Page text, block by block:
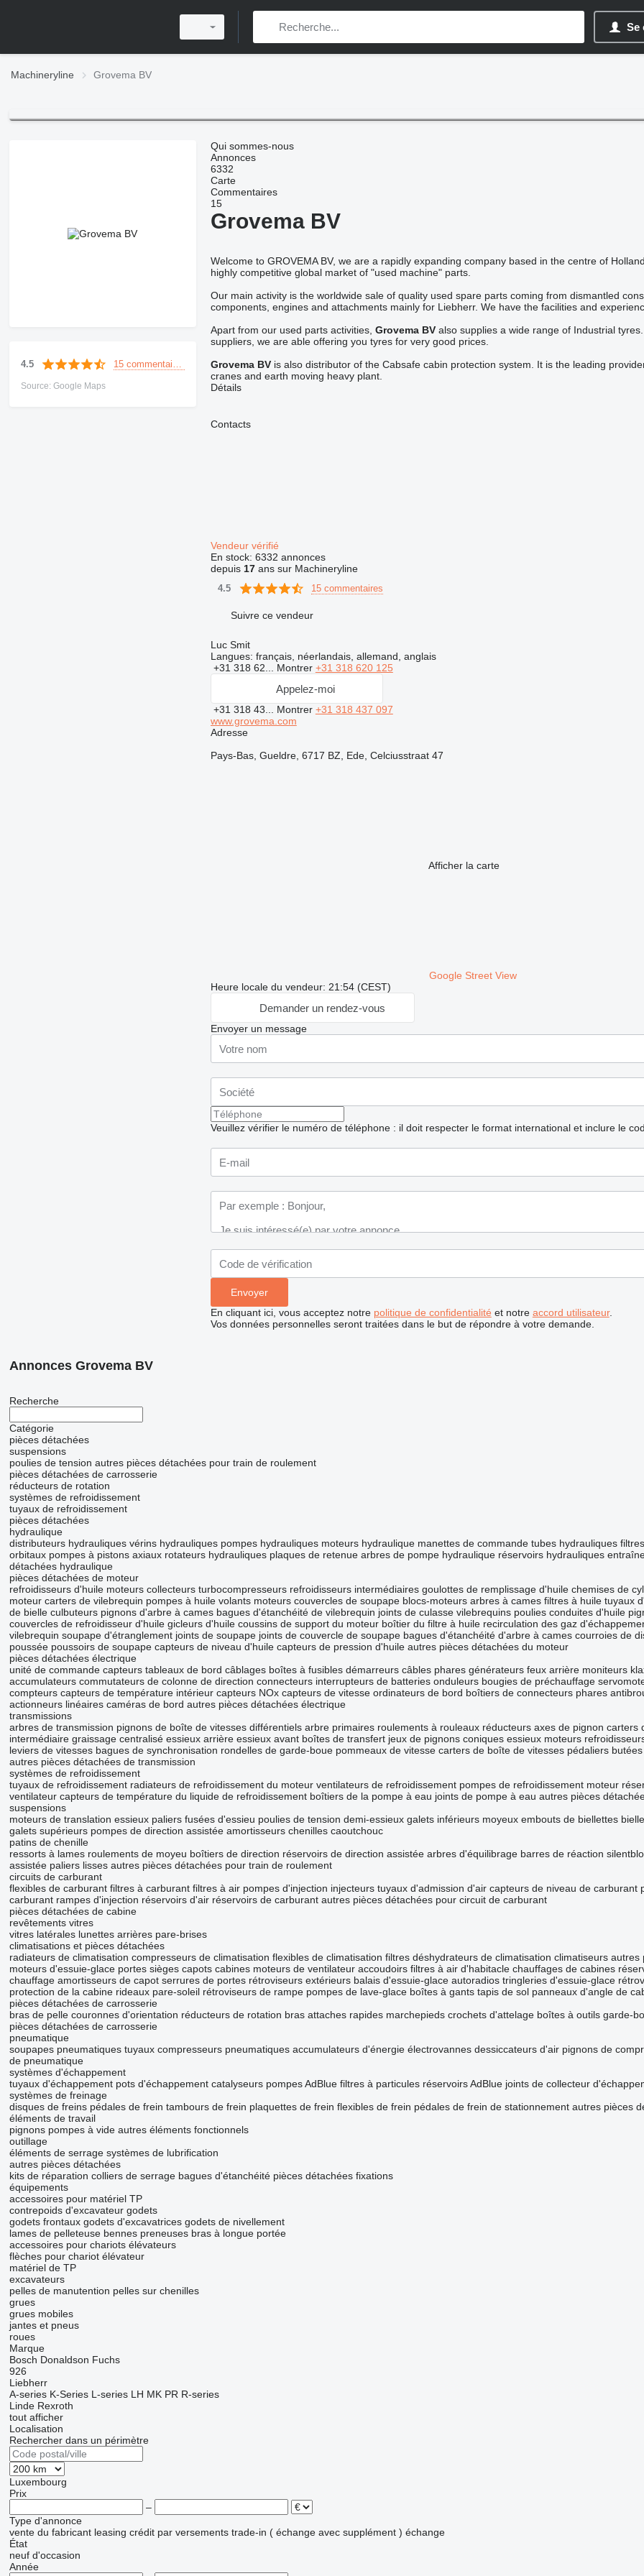
Se
Machineryline Grovema BV
4.5
Source: Google Maps
Qui sommes-nous
Annonces
6332
Carte
Commentaires
15
Grovema BV
Welcome to GROVEMA BV, we are a rapidly expanding company based in the centre of
highly competitive global market of "used machine" parts.
Our main activity is the worldwide sale of quality used spare parts coming from dismantled
components, engines and attachments mainly for Liebherr. We have the facilities and
Apart from our used parts activities, Grovema BValso supplies a wide range of Industrial
suppliers, we are able offering you tyres for very good prices.
Grovema BVis also distributor of the Cabsafe cabin protection system. It is the leading
cranes and earth moving heavy plant.
Détails
Contacts
Vendeur vérifié
En stock: 6332 annonces
depuis 17ans sur Machineryline
4.5 15 commentaires
Suivre ce vendeur
Luc Smit
Langues: français, néerlandais, allemand, anglais
+31 318 62... Montrer +31 318 620 125
Appelez-moi
+31 318 43... Montrer +31 318 437 097
www.grovema.com
Adresse
Pays-Bas, Gueldre, 6717 BZ, Ede, Celciusstraat 47
Afficher la carte
Google Street View
Heure locale du vendeur: 21:54 (CEST)
Demander un rendez-vous
Envoyer un message
Veuillez vérifier le numéro de téléphone : il doit respecter le format international et inclure le
En cliquant ici, vous acceptez notre politique de confidentialité et notre accord utilisateur.
Vos données personnelles seront traitées dans le but de répondre à votre demande.
Annonces Grovema BV
Recherche
Catégorie
pièces détachées
suspensions
poulies de tension autres pièces détachées pour train de roulement
pièces détachées de carrosserie
réducteurs de rotation
systèmes de refroidissement
tuyaux de refroidissement
pièces détachées
hydraulique
distributeurs hydrauliques vérins hydrauliques pompes hydrauliques moteurs hydraulique manettes de commande tubes hydrauliques
orbitaux pompes à pistons axiaux rotateurs hydrauliques plaques de retenue arbres de pompe hydraulique réservoirs hydrauliques
détachées hydraulique
pièces détachées de moteur
refroidisseurs d'huile moteurs collecteurs turbocompresseurs refroidisseurs intermédiaires goulottes de remplissage d'huile chemises de
moteur carters de vilebrequin pompes à huile volants moteurs couvercles de soupape blocs-moteurs arbres à cames filtres à huile tuyaux
de bielle culbuteurs pignons d'arbre à cames bagues d'étanchéité de vilebrequin joints de culasse vilebrequins poulies conduites d'huile
couvercles de refroidisseur d'huile gicleurs d'huile coussins de support du moteur boîtier du filtre à huile recirculation des gaz
vilebrequin soupape d'étranglement joints de soupape joints de couvercle de soupape bagues d'étanchéité d'arbre à cames courroies de
poussée poussoirs de soupape capteurs de niveau d'huile capteurs de pression d'huile autres pièces détachées du moteur
pièces détachées électrique
unité de commande capteurs tableaux de bord câblages boîtes à fusibles démarreurs câbles phares générateurs feux arrière moniteurs
accumulateurs commutateurs de colonne de direction connecteurs interrupteurs de batteries onduleurs bougies de préchauffage
compteurs capteurs de température intérieur capteurs NOx capteurs de vitesse ordinateurs de bord boîtiers de connecteurs phares
actionneurs linéaires caméras de bord autres pièces détachées électrique
transmissions
arbres de transmission pignons de boîte de vitesses différentiels arbre primaires roulements à rouleaux réducteurs axes de pignon carters
intermédiaire graissage centralisé essieux arrière essieux avant boîtes de transfert jeux de pignons coniques essieux moteurs
leviers de vitesses bagues de synchronisation rondelles de garde-boue pommeaux de vitesse carters de boîte de vitesses pédaliers
autres pièces détachées de transmission
systèmes de refroidissement
tuyaux de refroidissement radiateurs de refroidissement du moteur ventilateurs de refroidissement pompes de refroidissement moteur
ventilateur capteurs de température du liquide de refroidissement boîtiers de la pompe à eau joints de pompe à eau autres pièces
suspensions
moteurs de translation essieux paliers fusées d'essieu poulies de tension demi-essieux galets inférieurs moyeux embouts de biellettes
galets supérieurs pompes de direction assistée amortisseurs chenilles caoutchouc
patins de chenille
ressorts à lames roulements de moyeu boîtiers de direction réservoirs de direction assistée arbres d'équilibrage barres de réaction
assistée paliers lisses autres pièces détachées pour train de roulement
circuits de carburant
flexibles de carburant filtres à carburant filtres à air pompes d'injection injecteurs tuyaux d'admission d'air capteurs de niveau de carburant
carburant rampes d'injection réservoirs d'air réservoirs de carburant autres pièces détachées pour circuit de carburant
pièces détachées de cabine
revêtements vitres
vitres latérales lunettes arrières pare-brises
climatisations et pièces détachées
radiateurs de climatisation compresseurs de climatisation flexibles de climatisation filtres déshydrateurs de climatisation climatiseurs autres
moteurs d'essuie-glace portes sièges capots cabines moteurs de ventilateur accoudoirs filtres à air d'habitacle chauffages de cabines
chauffage amortisseurs de capot serrures de portes rétroviseurs extérieurs balais d'essuie-glace autoradios tringleries d'essuie-glace
protection de la cabine rideaux pare-soleil rétroviseurs de rampe pompes de lave-glace boîtes à gants tapis de sol panneaux d'angle de
pièces détachées de carrosserie
bras de pelle couronnes d'orientation réducteurs de rotation bras attaches rapides marchepieds crochets d'attelage boîtes à outils garde-
pièces détachées de carrosserie
pneumatique
soupapes pneumatiques tuyaux compresseurs pneumatiques accumulateurs d'énergie électrovannes dessiccateurs d'air pignons de
de pneumatique
systèmes d'échappement
tuyaux d'échappement pots d'échappement catalyseurs pompes AdBlue filtres à particules réservoirs AdBlue joints de collecteur
systèmes de freinage
disques de freins pédales de frein tambours de frein plaquettes de frein flexibles de frein pédales de frein de stationnement autres pièces
éléments de travail
pignons pompes à vide autres éléments fonctionnels
outillage
éléments de serrage systèmes de lubrification
autres pièces détachées
kits de réparation colliers de serrage bagues d'étanchéité pièces détachées fixations
équipements
accessoires pour matériel TP
contrepoids d'excavateur godets
godets frontaux godets d'excavatrices godets de nivellement
lames de pelleteuse bennes preneuses bras à longue portée
accessoires pour chariots élévateurs
flèches pour chariot élévateur
matériel de TP
excavateurs
pelles de manutention pelles sur chenilles
grues
grues mobiles
jantes et pneus
roues
Marque
Bosch Donaldson Fuchs
926
Liebherr
A-series K-Series L-series LH MK PR R-series
Linde Rexroth
tout afficher
Localisation
Rechercher dans un périmètre
Luxembourg
Prix
–
Type d'annonce
vente du fabricant leasing crédit par versements trade-in ( échange avec supplément ) échange
État
neuf d'occasion
Année